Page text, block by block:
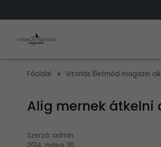
Főoldal Vitorlás Életmód magazin
Alig mernek
Szerző: admin